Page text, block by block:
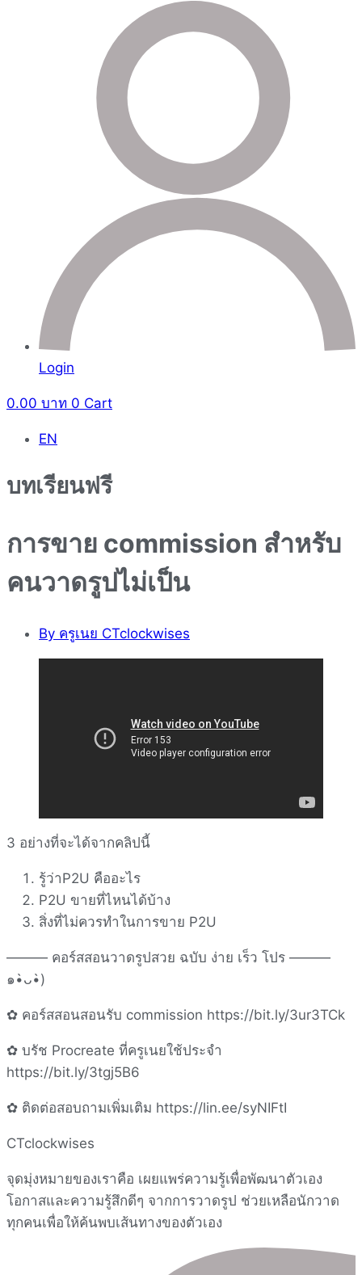
Login
0.00 บาท 0 Cart
EN
บทเรียนฟรี
การขาย commission สำหรับ
คนวาดรูปไม่เป็น
By ครูเนย CTclockwises
3 อย่างที่จะได้จากคลิปนี้
รู้ว่าP2U คืออะไร
P2U ขายที่ไหนได้บ้าง
สิ่งที่ไม่ควรทำในการขาย P2U
——— คอร์สสอนวาดรูปสวย ฉบับ ง่าย เร็ว โปร ———
๑•̀ᴗ•̀)
✿ คอร์สสอนสอนรับ commission https://bit.ly/3ur3TCk
✿ บรัช Procreate ที่ครูเนยใช้ประจำ
https://bit.ly/3tgj5B6
✿ ติดต่อสอบถามเพิ่มเติม https://lin.ee/syNIFtI
CTclockwises
จุดมุ่งหมายของเราคือ เผยแพร่ความรู้เพื่อพัฒนาตัวเอง
โอกาสและความรู้สึกดีๆ จากการวาดรูป ช่วยเหลือนักวาด
ทุกคนเพื่อให้ค้นพบเส้นทางของตัวเอง